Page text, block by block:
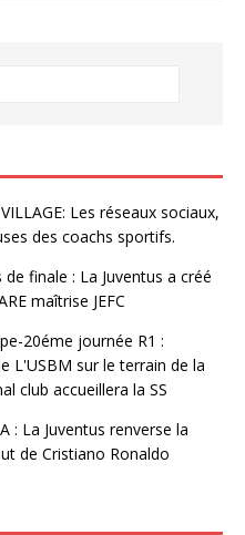
Les réseaux sociaux,
des coachs sportifs.
de finale : La Juventus a créé
maîtrise JEFC
20éme journée R1 :
L'USBM sur le terrain de la
club accueillera la SS
: La Juventus renverse la
de Cristiano Ronaldo